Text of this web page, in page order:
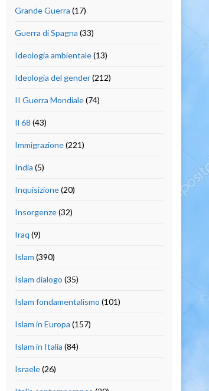
Grande Guerra (17)
Guerra di Spagna (33)
Ideologia ambientale(13)
Ideologia del gender(212)
II Guerra Mondiale(74)
Il 68 (43)
Immigrazione(221)
India (5)
Inquisizione(20)
Insorgenze(32)
Iraq (9)
Islam (390)
Islam dialogo (35)
Islam fondamentalismo (101)
Islam in Europa (157)
Islam in Italia (84)
Israele(26)